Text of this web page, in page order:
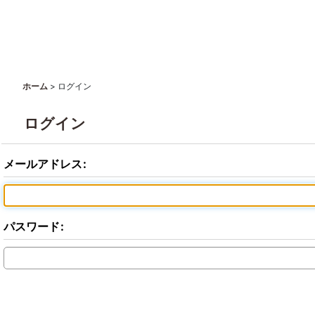
ホーム > ログイン
ログイン
メールアドレス:
パスワード: